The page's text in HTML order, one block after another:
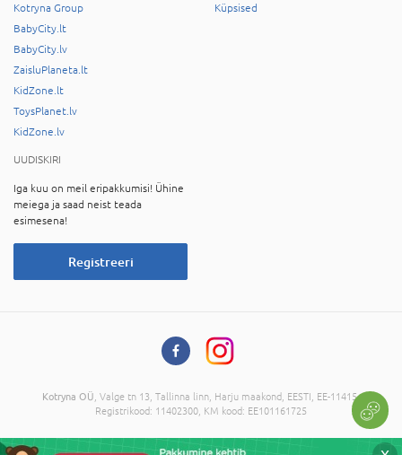
Kotryna Group
BabyCity.lt
BabyCity.lv
ZaisluPlaneta.lt
KidZone.lt
ToysPlanet.lv
KidZone.lv
Küpsised
UUDISKIRI
Iga kuu on meil eripakkumisi! Ühine
meiega ja saad neist teada
esimesena!
Registreeri
Kotryna OÜ , Valge tn 13, Tallinna linn, Harju maakond, EESTI, EE-11415,
Registrikood: 11402300, KM kood: EE101161725
© 2026 Kõik õigused on reserveeritud. Informatsiooni kopeerimine ilma